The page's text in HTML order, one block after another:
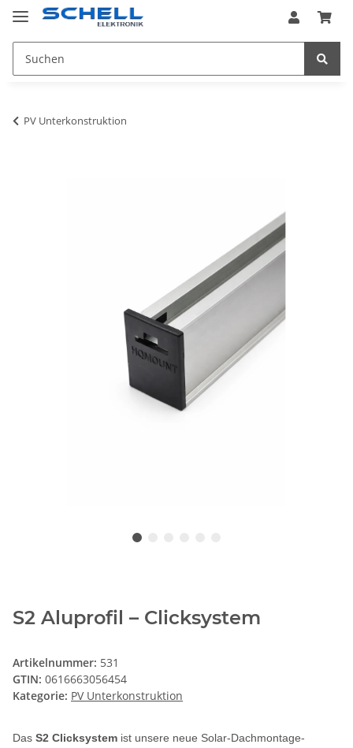
PV Unterkonstruktion
S2 Aluprofil – Clicksystem
Artikelnummer: 531
GTIN: 0616663056454
Kategorie: PV Unterkonstruktion
Das S2 Clicksystem ist unsere neue Solar-Dachmontage-